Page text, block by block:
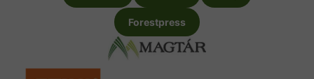
Forestpress